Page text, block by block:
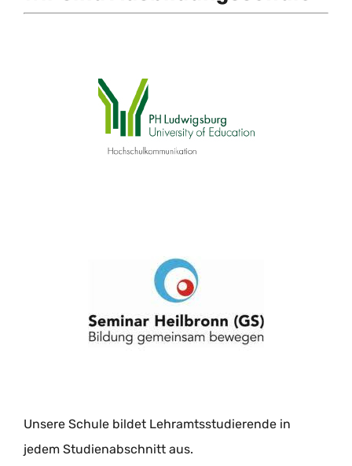
Unsere Schule bildet Lehramtsstudierende in
jedem Studienabschnitt aus.